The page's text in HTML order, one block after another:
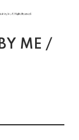
ME /